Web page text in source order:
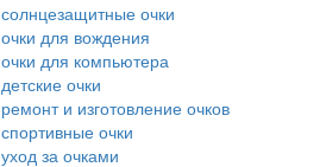
солнцезащитные очки
очки для вождения
очки для компьютера
детские очки
ремонт и изготовление очков
спортивные очки
уход за очками